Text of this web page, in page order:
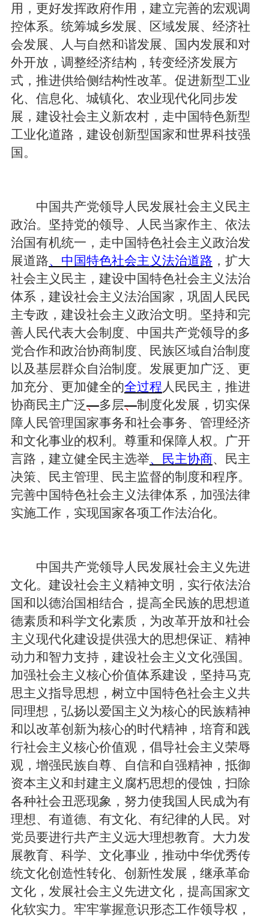
用，更好发挥政府作用，建立完善的宏观调
控体系。统筹城乡发展、区域发展、经济社
会发展、人与自然和谐发展、国内发展和对
外开放，调整经济结构，转变经济发展方
式，推进供给侧结构性改革。促进新型工业
化、信息化、城镇化、农业现代化同步发
展，建设社会主义新农村，走中国特色新型
工业化道路，建设创新型国家和世界科技强
国。
中国共产党领导人民发展社会主义民主
政治。坚持党的领导、人民当家作主、依法
治国有机统一，走中国特色社会主义政治发
展道路、中国特色社会主义法治道路 ，扩大
社会主义民主，建设中国特色社会主义法治
体系，建设社会主义法治国家，巩固人民民
主专政，建设社会主义政治文明。坚持和完
善人民代表大会制度、中国共产党领导的多
党合作和政治协商制度、民族区域自治制度
以及基层群众自治制度。发展更加广泛、更
加充分、更加健全的全过程人民民主，推进
协商民主广泛、多层、制度化发展，切实保
障人民管理国家事务和社会事务、管理经济
和文化事业的权利。尊重和保障人权。广开
言路，建立健全民主选举、民主协商、民主
决策、民主管理、民主监督的制度和程序。
完善中国特色社会主义法律体系，加强法律
实施工作，实现国家各项工作法治化。
中国共产党领导人民发展社会主义先进
文化。建设社会主义精神文明，实行依法治
国和以德治国相结合，提高全民族的思想道
德素质和科学文化素质，为改革开放和社会
主义现代化建设提供强大的思想保证、精神
动力和智力支持，建设社会主义文化强国。
加强社会主义核心价值体系建设，坚持马克
思主义指导思想，树立中国特色社会主义共
同理想，弘扬以爱国主义为核心的民族精神
和以改革创新为核心的时代精神，培育和践
行社会主义核心价值观，倡导社会主义荣辱
观，增强民族自尊、自信和自强精神，抵御
资本主义和封建主义腐朽思想的侵蚀，扫除
各种社会丑恶现象，努力使我国人民成为有
理想、有道德、有文化、有纪律的人民。对
党员要进行共产主义远大理想教育。大力发
展教育、科学、文化事业，推动中华优秀传
统文化创造性转化、创新性发展，继承革命
文化，发展社会主义先进文化，提高国家文
化软实力。牢牢掌握意识形态工作领导权，